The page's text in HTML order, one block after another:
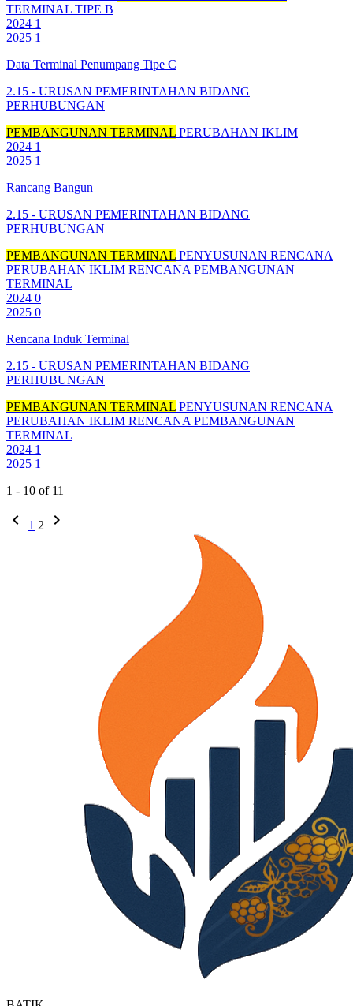
TERMINAL TIPE B
2024 1
2025 1
Data Terminal Penumpang Tipe C
2.15 - URUSAN PEMERINTAHAN BIDANG
PERHUBUNGAN
PEMBANGUNAN TERMINAL PERUBAHAN IKLIM
2024 1
2025 1
Rancang Bangun
2.15 - URUSAN PEMERINTAHAN BIDANG
PERHUBUNGAN
PEMBANGUNAN TERMINAL PENYUSUNAN RENCANA
PERUBAHAN IKLIM RENCANA PEMBANGUNAN
TERMINAL
2024 0
2025 0
Rencana Induk Terminal
2.15 - URUSAN PEMERINTAHAN BIDANG
PERHUBUNGAN
PEMBANGUNAN TERMINAL PENYUSUNAN RENCANA
PERUBAHAN IKLIM RENCANA PEMBANGUNAN
TERMINAL
2024 1
2025 1
1 - 10 of 11
chevron_left 1 2 chevron_right